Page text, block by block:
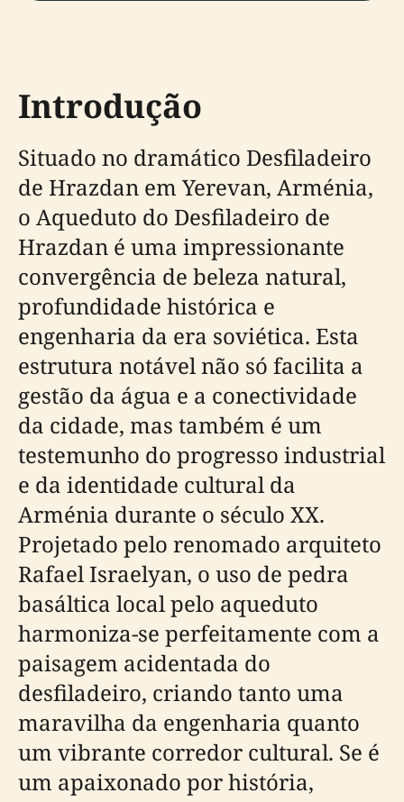
Introdução
Situado no dramático Desfiladeiro
de Hrazdan em Yerevan, Arménia,
o Aqueduto do Desfiladeiro de
Hrazdan é uma impressionante
convergência de beleza natural,
profundidade histórica e
engenharia da era soviética. Esta
estrutura notável não só facilita a
gestão da água e a conectividade
da cidade, mas também é um
testemunho do progresso industrial
e da identidade cultural da
Arménia durante o século XX.
Projetado pelo renomado arquiteto
Rafael Israelyan, o uso de pedra
basáltica local pelo aqueduto
harmoniza-se perfeitamente com a
paisagem acidentada do
desfiladeiro, criando tanto uma
maravilha da engenharia quanto
um vibrante corredor cultural. Se é
um apaixonado por história,